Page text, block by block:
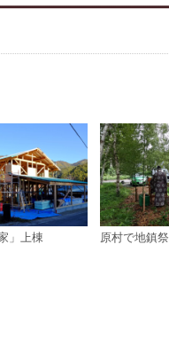
」上棟 原村で地鎮祭